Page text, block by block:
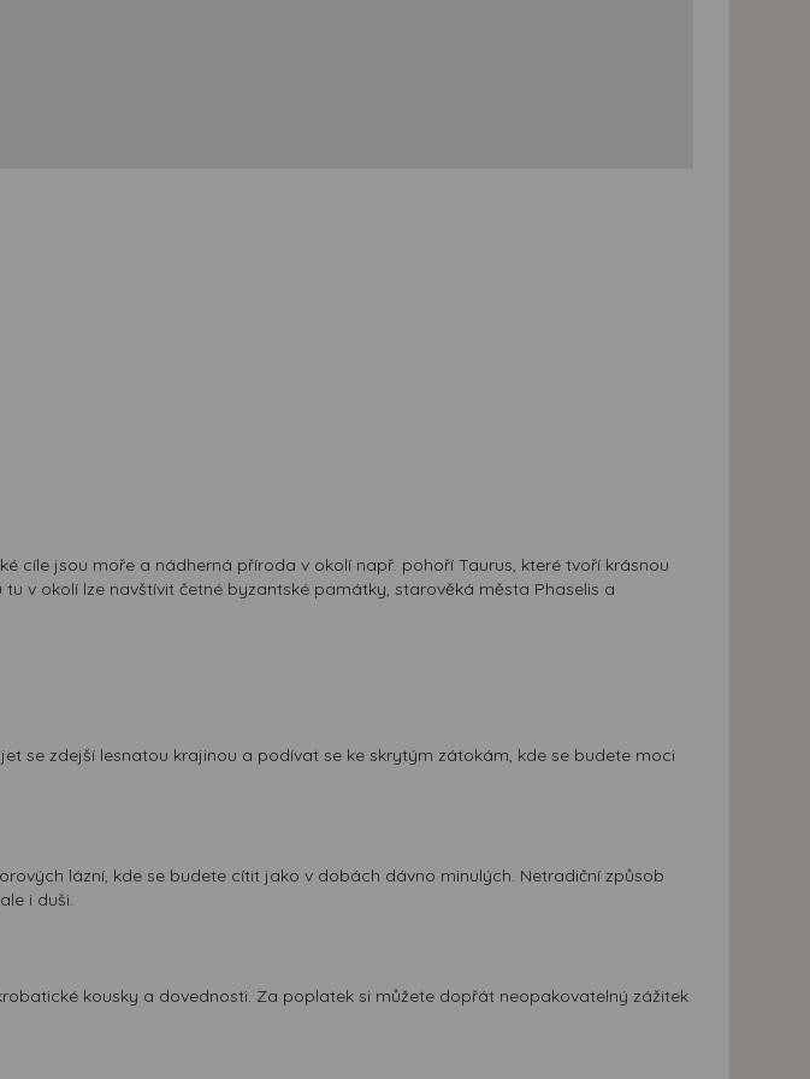
cíle jsou moře a nádherná příroda v okolí např. pohoří Taurus, které tvoří krásnou
v okolí lze navštívit četné byzantské památky, starověká města Phaselis a
se zdejší lesnatou krajinou a podívat se ke skrytým zátokám, kde se budete moci
lázní, kde se budete cítit jako v dobách dávno minulých. Netradiční způsob
i duši.
kousky a dovednosti. Za poplatek si můžete dopřát neopakovatelný zážitek